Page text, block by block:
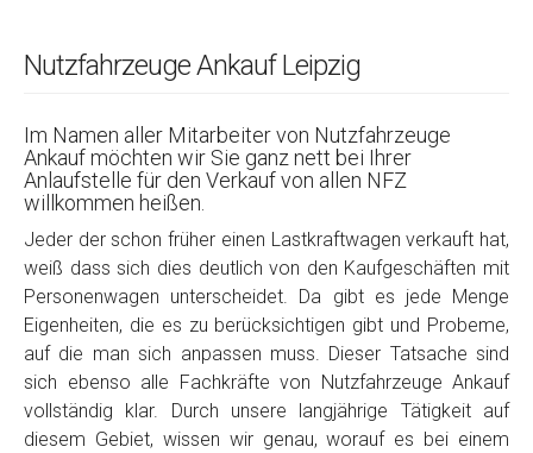
Nutzfahrzeuge Ankauf Leipzig
Im Namen aller Mitarbeiter von Nutzfahrzeuge
Ankauf möchten wir Sie ganz nett bei Ihrer
Anlaufstelle für den Verkauf von allen NFZ
willkommen heißen.
Jeder der schon früher einen Lastkraftwagen verkauft hat,
weiß dass sich dies deutlich von den Kaufgeschäften mit
Personenwagen unterscheidet. Da gibt es jede Menge
Eigenheiten, die es zu berücksichtigen gibt und Probeme,
auf die man sich anpassen muss. Dieser Tatsache sind
sich ebenso alle Fachkräfte von Nutzfahrzeuge Ankauf
vollständig klar. Durch unsere langjährige Tätigkeit auf
diesem Gebiet, wissen wir genau, worauf es bei einem